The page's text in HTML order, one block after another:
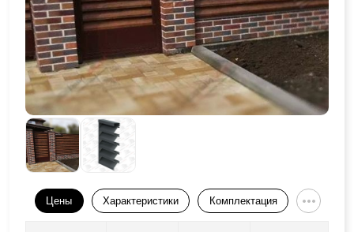
Цены Характеристики Комплектация